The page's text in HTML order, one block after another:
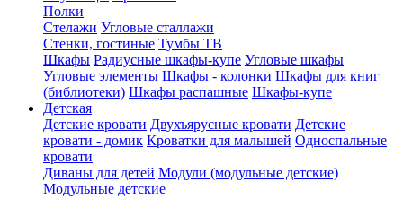
Полки
Стелажи Угловые сталлажи
Стенки, гостиные Тумбы ТВ
Шкафы Радиусные шкафы-купе Угловые шкафы
Угловые элементы Шкафы - колонки Шкафы для книг
(библиотеки) Шкафы распашные Шкафы-купе
Детская
Детские кровати Двухъярусные кровати Детские
кровати - домик Кроватки для малышей Односпальные
кровати
Диваны для детей Модули (модульные детские)
Модульные детские